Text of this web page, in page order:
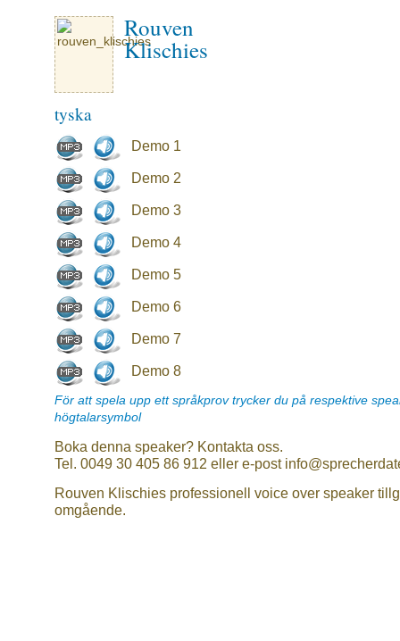
Rouven
Klischies
tyska
Demo 1
Demo 2
Demo 3
Demo 4
Demo 5
Demo 6
Demo 7
Demo 8
För att spela upp ett språkprov trycker du på respektive
högtalarsymbol
Boka denna speaker? Kontakta oss.
Tel. 0049 30 405 86 912 eller e-post
Rouven Klischies professionell voice over speaker
omgående.